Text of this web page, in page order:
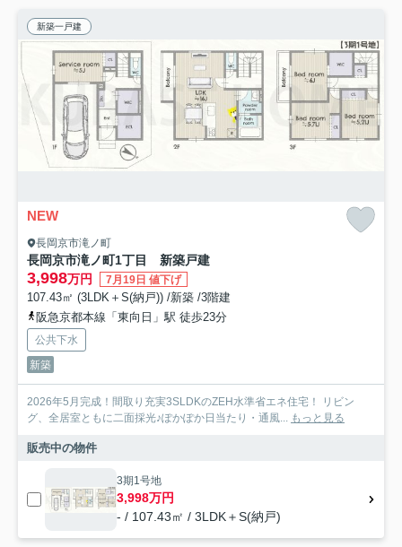
新築一戸建
NEW
長岡京市滝ノ町
長岡京市滝ノ町1丁目 新築戸建
3,998万円 7月19日 値下げ
107.43㎡ (3LDK＋S(納戸)) /新築 /3階建
阪急京都本線「東向日」駅 徒歩23分
公共下水
新築
2026年5月完成！間取り充実3SLDKのZEH水準省エネ住宅！ リビン
グ、全居室ともに二面採光♪ぽかぽか日当たり・通風... もっと見る
販売中の物件
3期1号地
3,998万円
- / 107.43㎡ / 3LDK＋S(納戸)